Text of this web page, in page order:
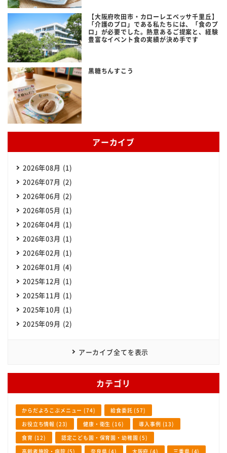
【大阪府吹田市・カローレエベッサ千里丘】
「介護のプロ」である私たちには、「食のプ
ロ」が必要でした。熱意あるご提案と、経験
豊富なイベント食の実績が決め手です
黒糖ちんすこう
アーカイブ
2026年08月 (1)
2026年07月 (2)
2026年06月 (2)
2026年05月 (1)
2026年04月 (1)
2026年03月 (1)
2026年02月 (1)
2026年01月 (4)
2025年12月 (1)
2025年11月 (1)
2025年10月 (1)
2025年09月 (2)
アーカイブ全てを表示
カテゴリ
からだよろこぶメニュー (74)
給食委託 (57)
お役立ち情報 (23)
健康・衛生 (16)
導入事例 (13)
食育 (12)
認定こども園・保育園・幼稚園 (5)
高齢者施設・病院 (5)
奈良県 (4) 大阪府 (4) 三重県 (4)